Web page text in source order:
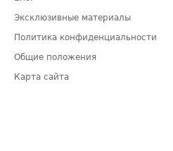
Эксклюзивные материалы
Политика конфиденциальности
Общие положения
Карта сайта